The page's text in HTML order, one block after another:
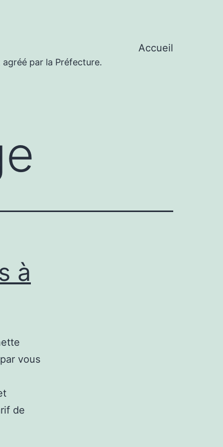
par la Préfecture.
Accueil
à
vous
de